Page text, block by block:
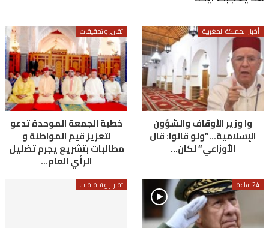
أخبار المملكة المغربية
وا وزير الأوقاف والشؤون
الإسلامية…”ولو قالوا: قال
الأوزاعي” لكان…
تقارير و تحقيقات
خطبة الجمعة الموحدة تدعو
لتعزيز قيم المواطنة و
مطالبات بتشريع يجرم تضليل
الرأي العام…
24 ساعة تقارير و تحقيقات